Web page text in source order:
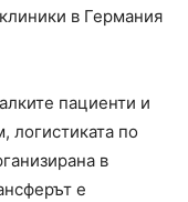
в Германия
пациенти и
логистиката по
в
е